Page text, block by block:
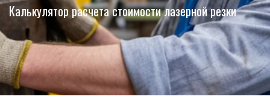
Калькулятор расчета стоимости лазерной резки